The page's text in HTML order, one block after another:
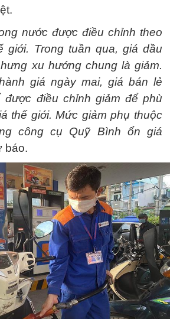
nước được điều chỉnh theo
giới. Trong tuần qua, giá dầu
xu hướng chung là giảm.
giá ngày mai, giá bán lẻ
được điều chỉnh giảm để phù
thế giới. Mức giảm phụ thuộc
công cụ Quỹ Bình ổn giá
báo.